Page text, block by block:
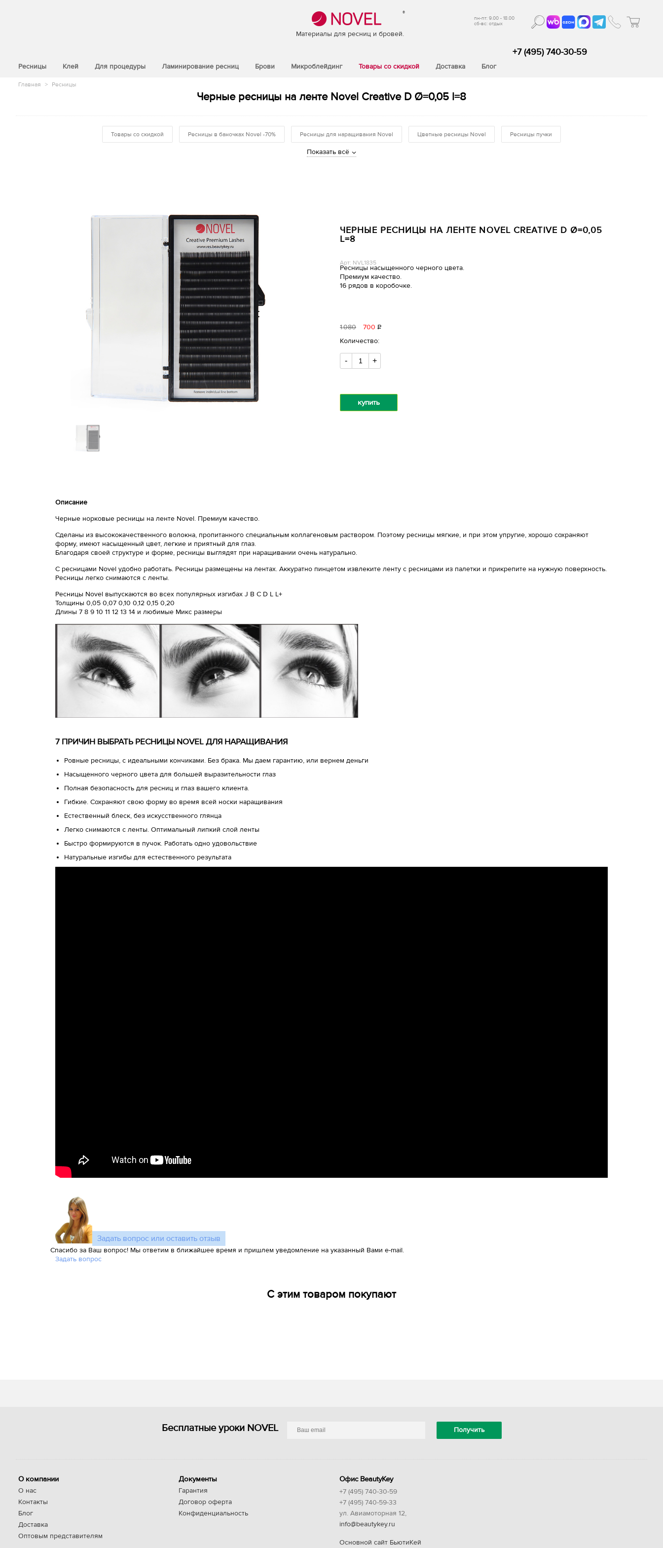
®
Материалы для ресниц и бровей.
пн-пт: 9.00 - 18.00
сб-вс: отдых
Ресницы Клей Для процедуры Ламинирование ресниц Брови Микроблейдинг Товары со скидкой Доставка Блог
+7 (495) 740-30-59
Главная > Ресницы
Черные ресницы на ленте Novel Creative D Ø=0,05 l=8
Товары со скидкой Ресницы в баночках Novel -70% Ресницы для наращивания Novel Цветные ресницы Novel Ресницы пучки
Показать всё
ЧЕРНЫЕ РЕСНИЦЫ НА ЛЕНТЕ NOVEL CREATIVE D Ø=0,05
L=8
Арт: NVL1835
Ресницы насыщенного черного цвета.
Премиум качество.
16 рядов в коробочке.
1080 700 Р
Количество:
- +
купить
Описание
Черные норковые ресницы на ленте Novel. Премиум качество.
Сделаны из высококачественного волокна, пропитанного специальным коллагеновым раствором. Поэтому ресницы мягкие, и при этом упругие, хорошо сохраняют
форму, имеют насыщенный цвет, легкие и приятный для глаз.
Благодаря своей структуре и форме, ресницы выглядят при наращивании очень натурально.
С ресницами Novel удобно работать. Ресницы размещены на лентах. Аккуратно пинцетом извлеките ленту с ресницами из палетки и прикрепите на нужную поверхность.
Ресницы легко снимаются с ленты.
Ресницы Novel выпускаются во всех популярных изгибах J B C D L L+
Толщины 0,05 0,07 0,10 0,12 0,15 0,20
Длины 7 8 9 10 11 12 13 14 и любимые Микс размеры
7 ПРИЧИН ВЫБРАТЬ РЕСНИЦЫ NOVEL ДЛЯ НАРАЩИВАНИЯ
Ровные ресницы, с идеальными кончиками. Без брака. Мы даем гарантию, или вернем деньги
Насыщенного черного цвета для большей выразительности глаз
Полная безопасность для ресниц и глаз вашего клиента.
Гибкие. Сохраняют свою форму во время всей носки наращивания
Естественный блеск, без искусственного глянца
Легко снимаются с ленты. Оптимальный липкий слой ленты
Быстро формируются в пучок. Работать одно удовольствие
Натуральные изгибы для естественного результата
Задать вопрос или оставить отзыв
Спасибо за Ваш вопрос! Мы ответим в ближайшее время и пришлем уведомление на указанный Вами e-mail.
Задать вопрос
С этим товаром покупают
Бесплатные уроки NOVEL
О компании
О нас
Контакты
Блог
Доставка
Оптовым представителям
Документы
Гарантия
Договор оферта
Конфиденциальность
Офис BeautyKey
+7 (495) 740-30-59
+7 (495) 740-59-33
ул. Авиамоторная 12,
info@beautykey.ru
Основной сайт БьютиКей